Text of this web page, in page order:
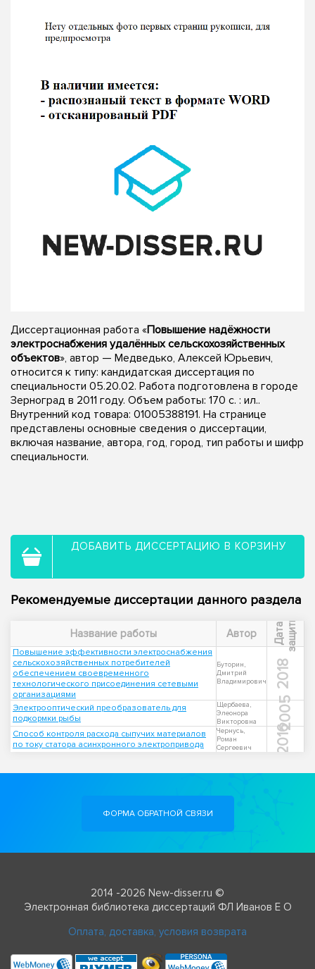
Диссертационная работа «Повышение надёжности
электроснабжения удалённых сельскохозяйственных
объектов», автор — Медведько, Алексей Юрьевич,
относится к типу: кандидатская диссертация по
специальности 05.20.02. Работа подготовлена в городе
Зерноград в 2011 году. Объем работы: 170 с. : ил..
Внутренний код товара: 01005388191. На странице
представлены основные сведения о диссертации,
включая название, автора, год, город, тип работы и шифр
специальности.
ДОБАВИТЬ ДИССЕРТАЦИЮ В КОРЗИНУ
Рекомендуемые диссертации данного раздела
Название работы Автор Д
а
т
а
з
а
щ
и
т ы
Повышение эффективности электроснабжения
сельскохозяйственных потребителей
обеспечением своевременного
технологического присоединения сетевыми
организациями
Буторин,
Дмитрий
Владимирович
2018
Электрооптический преобразователь для
подкормки рыбы
Щербаева,
Элеонора
Викторовна
2005
Способ контроля расхода сыпучих материалов
по току статора асинхронного электропривода
Чернусь,
Роман
Сергеевич
2016
ФОРМА ОБРАТНОЙ СВЯЗИ
2014 -2026 New-disser.ru ©
Электронная библиотека диссертаций ФЛ Иванов Е О
Оплата, доставка, условия возврата